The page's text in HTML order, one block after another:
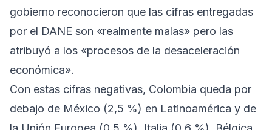
gobierno reconocieron que las cifras entregadas
por el DANE son «realmente malas» pero las
atribuyó a los «procesos de la desaceleración
económica».
Con estas cifras negativas, Colombia queda por
debajo de México (2,5 %) en Latinoamérica y de